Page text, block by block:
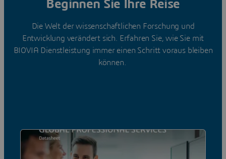
Beginnen Sie Ihre Reise
Die Welt der wissenschaftlichen Forschung und
Entwicklung verändert sich. Erfahren Sie, wie Sie mit
BIOVIA Dienstleistung immer einen Schritt voraus bleiben
können.